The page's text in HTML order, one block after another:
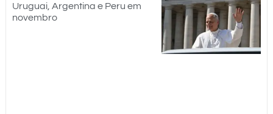
Uruguai, Argentina e Peru em
novembro